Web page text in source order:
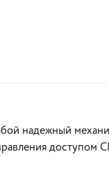
надежный